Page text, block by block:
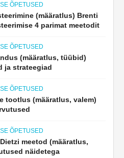
ÕPETUSED
(määratlus) Brenti
4 parimat meetodit
ÕPETUSED
(määratlus, tüübid)
ja strateegiad
ÕPETUSED
tootlus (määratlus, valem)
ÕPETUSED
meetod (määratlus,
näidetega